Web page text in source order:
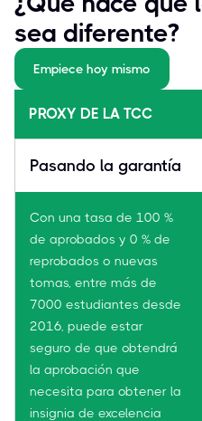
sea diferente?
Empiece hoy mismo
PROXY DE LA TCC
Pasando la garantía
Con una tasa de 100 %
de aprobados y 0 % de
reprobados o nuevas
tomas, entre más de
7000 estudiantes desde
2016, puede estar
seguro de que obtendrá
la aprobación que
necesita para obtener la
insignia de excelencia